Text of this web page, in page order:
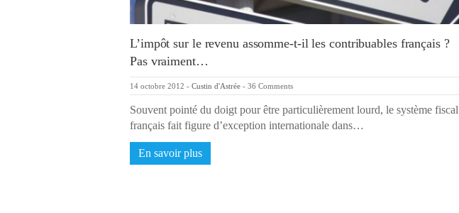
L’impôt sur le revenu assomme-t-il les contribuables français ?
Pas vraiment…
14 octobre 2012 - Custin d'Astrée - 36 Comments
Souvent pointé du doigt pour être particulièrement lourd, le système fiscal
français fait figure d’exception internationale dans…
En savoir plus